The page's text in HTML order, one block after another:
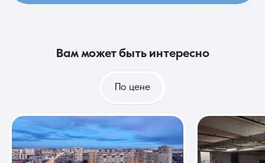
вам может быть интересно
По цене